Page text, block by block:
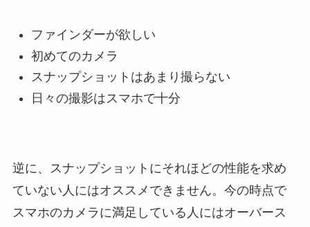
ファインダーが欲しい
初めてのカメラ
スナップショットはあまり撮らない
日々の撮影はスマホで十分
逆に、スナップショットにそれほどの性能を求め
ていない人にはオススメできません。今の時点で
スマホのカメラに満足している人にはオーバース